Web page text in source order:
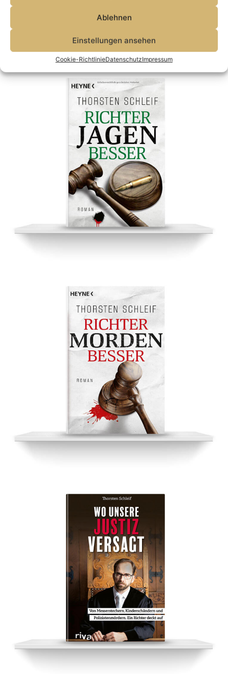
Ablehnen
Einstellungen ansehen
Cookie-RichtlinieDatenschutzImpressum